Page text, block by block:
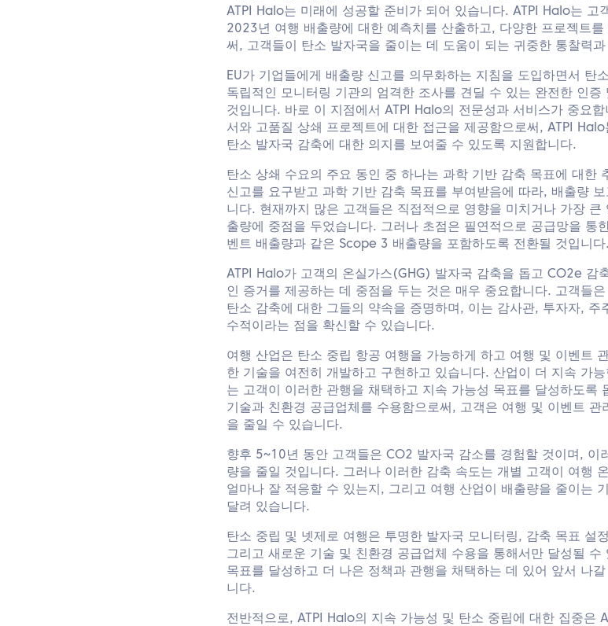
ATPI Halo는 미래에 성공할 준비가 되어 있습니다. ATPI Halo는 고
2023년 여행 배출량에 대한 예측치를 산출하고, 다양한 프로젝트
써, 고객들이 탄소 발자국을 줄이는 데 도움이 되는 귀중한 통찰력
EU가 기업들에게 배출량 신고를 의무화하는 지침을 도입하면서 탄
독립적인 모니터링 기관의 엄격한 조사를 견딜 수 있는 완전한 인
것입니다. 바로 이 지점에서 ATPI Halo의 전문성과 서비스가 중요
서와 고품질 상쇄 프로젝트에 대한 접근을 제공함으로써, ATPI
탄소 발자국 감축에 대한 의지를 보여줄 수 있도록 지원합니다.
탄소 상쇄 수요의 주요 동인 중 하나는 과학 기반 감축 목표에 대한
신고를 요구받고 과학 기반 감축 목표를 부여받음에 따라, 배출량
니다. 현재까지 많은 고객들은 직접적으로 영향을 미치거나 가장
출량에 중점을 두었습니다. 그러나 초점은 필연적으로 공급망을 통
벤트 배출량과 같은 Scope 3 배출량을 포함하도록 전환될 것입니다.
ATPI Halo가 고객의 온실가스(GHG) 발자국 감축을 돕고 CO2e 감
인 증거를 제공하는 데 중점을 두는 것은 매우 중요합니다. 고객들
탄소 감축에 대한 그들의 약속을 증명하며, 이는 감사관, 투자자, 주
수적이라는 점을 확신할 수 있습니다.
여행 산업은 탄소 중립 항공 여행을 가능하게 하고 여행 및 이벤트
한 기술을 여전히 개발하고 구현하고 있습니다. 산업이 더 지속 가
는 고객이 이러한 관행을 채택하고 지속 가능성 목표를 달성하도록
기술과 친환경 공급업체를 수용함으로써, 고객은 여행 및 이벤트
을 줄일 수 있습니다.
향후 5~10년 동안 고객들은 CO2 발자국 감소를 경험할 것이며, 이
량을 줄일 것입니다. 그러나 이러한 감축 속도는 개별 고객이 여행
얼마나 잘 적응할 수 있는지, 그리고 여행 산업이 배출량을 줄이는
달려 있습니다.
탄소 중립 및 넷제로 여행은 투명한 발자국 모니터링, 감축 목표 설
그리고 새로운 기술 및 친환경 공급업체 수용을 통해서만 달성될
목표를 달성하고 더 나은 정책과 관행을 채택하는 데 있어 앞서 나
니다.
전반적으로, ATPI Halo의 지속 가능성 및 탄소 중립에 대한 집중은